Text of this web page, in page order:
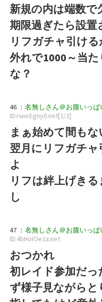
新規の内は端数で
期限過ぎたら設置
リフガチャ引け
外れで1000～当
な？
46 ： 名無しさん＠お腹いっぱ
ID:rwxrEgny0.net[2/2]
まぁ始めて間も
翌月にリフガチャ
よ
リフは絆上げき
し
47 ： 名無しさん＠お腹いっぱ
ID:4bHoIOe2a.net
おつかれ
初レイド参加だ
ず様子見ながらと